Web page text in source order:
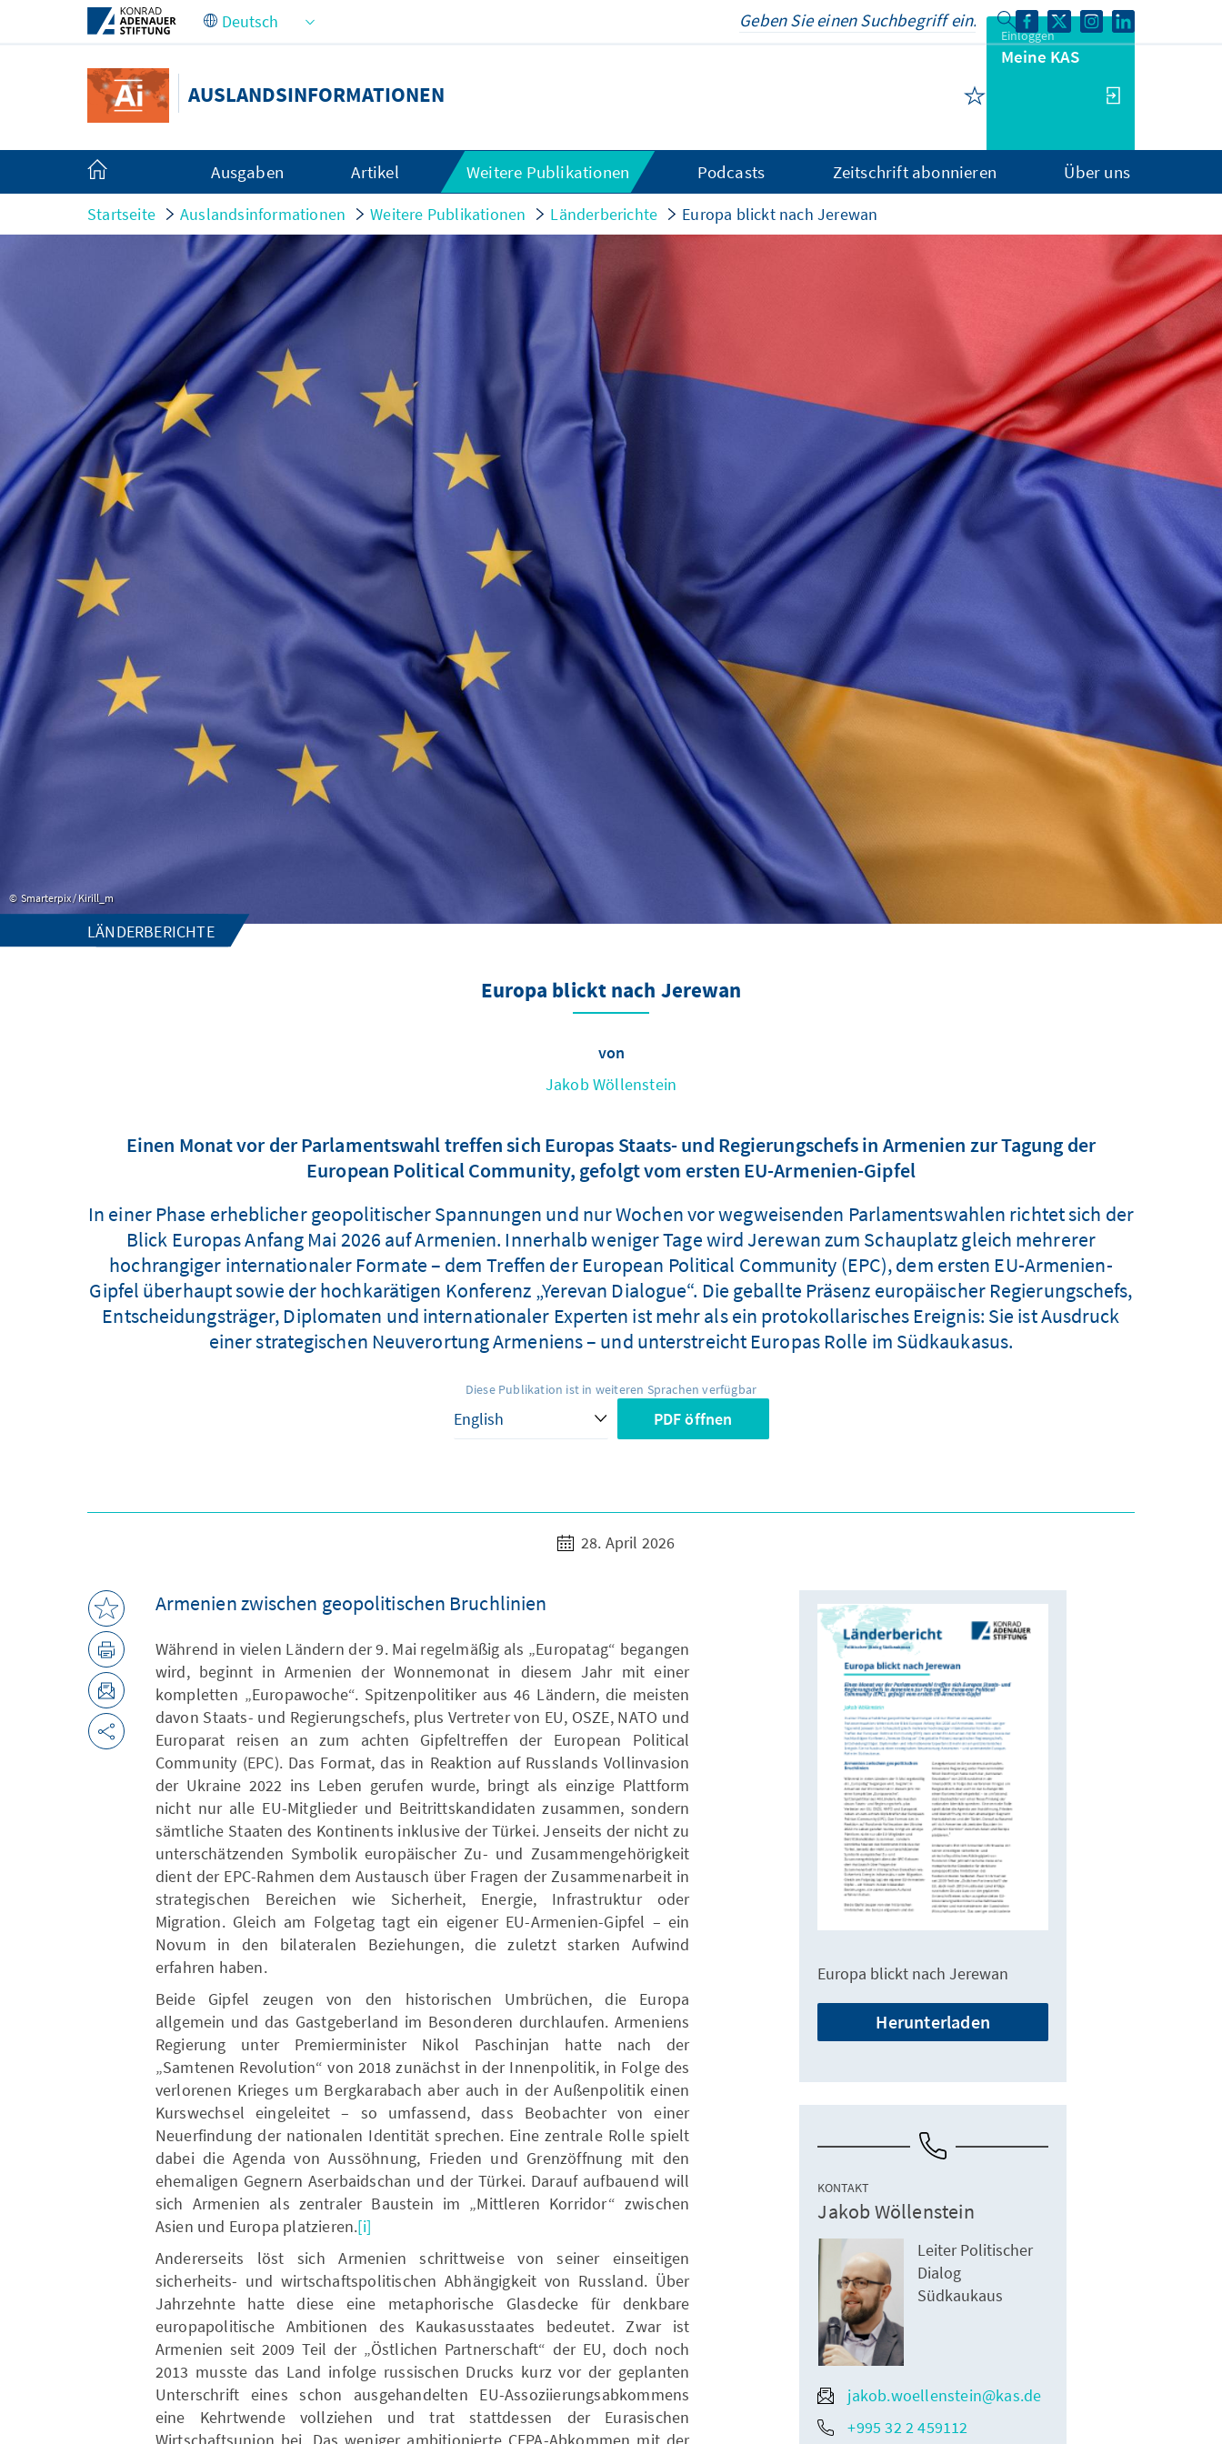
Zum Hauptinhalt springen
AUSLANDSINFORMATIONEN
Einloggen
Meine KAS
Ausgaben Artikel Weitere Publikationen Podcasts Zeitschrift abonnieren Über uns
Startseite Auslandsinformationen Weitere Publikationen Länderberichte Europa blickt nach Jerewan
Smarterpix / Kirill_m
LÄNDERBERICHTE
Europa blickt nach Jerewan
von
Jakob Wöllenstein
Einen Monat vor der Parlamentswahl treffen sich Europas Staats- und Regierungschefs in Armenien zur Tagung der
European Political Community, gefolgt vom ersten EU-Armenien-Gipfel
In einer Phase erheblicher geopolitischer Spannungen und nur Wochen vor wegweisenden Parlamentswahlen richtet sich der
Blick Europas Anfang Mai 2026 auf Armenien. Innerhalb weniger Tage wird Jerewan zum Schauplatz gleich mehrerer
hochrangiger internationaler Formate – dem Treffen der European Political Community (EPC), dem ersten EU-Armenien-
Gipfel überhaupt sowie der hochkarätigen Konferenz „Yerevan Dialogue“. Die geballte Präsenz europäischer Regierungschefs,
Entscheidungsträger, Diplomaten und internationaler Experten ist mehr als ein protokollarisches Ereignis: Sie ist Ausdruck
einer strategischen Neuverortung Armeniens – und unterstreicht Europas Rolle im Südkaukasus.
Diese Publikation ist in weiteren Sprachen verfügbar
PDF öffnen
28. April 2026
Armenien zwischen geopolitischen Bruchlinien
Während in vielen Ländern der 9. Mai regelmäßig als „Europatag“ begangen
wird, beginnt in Armenien der Wonnemonat in diesem Jahr mit einer
kompletten „Europawoche“. Spitzenpolitiker aus 46 Ländern, die meisten
davon Staats- und Regierungschefs, plus Vertreter von EU, OSZE, NATO und
Europarat reisen an zum achten Gipfeltreffen der European Political
Community (EPC). Das Format, das in Reaktion auf Russlands Vollinvasion
der Ukraine 2022 ins Leben gerufen wurde, bringt als einzige Plattform
nicht nur alle EU-Mitglieder und Beitrittskandidaten zusammen, sondern
sämtliche Staaten des Kontinents inklusive der Türkei. Jenseits der nicht zu
unterschätzenden Symbolik europäischer Zu- und Zusammengehörigkeit
dient der EPC-Rahmen dem Austausch über Fragen der Zusammenarbeit in
strategischen Bereichen wie Sicherheit, Energie, Infrastruktur oder
Migration. Gleich am Folgetag tagt ein eigener EU-Armenien-Gipfel – ein
Novum in den bilateralen Beziehungen, die zuletzt starken Aufwind
erfahren haben.
Beide Gipfel zeugen von den historischen Umbrüchen, die Europa
allgemein und das Gastgeberland im Besonderen durchlaufen. Armeniens
Regierung unter Premierminister Nikol Paschinjan hatte nach der
„Samtenen Revolution“ von 2018 zunächst in der Innenpolitik, in Folge des
verlorenen Krieges um Bergkarabach aber auch in der Außenpolitik einen
Kurswechsel eingeleitet – so umfassend, dass Beobachter von einer
Neuerfindung der nationalen Identität sprechen. Eine zentrale Rolle spielt
dabei die Agenda von Aussöhnung, Frieden und Grenzöffnung mit den
ehemaligen Gegnern Aserbaidschan und der Türkei. Darauf aufbauend will
sich Armenien als zentraler Baustein im „Mittleren Korridor“ zwischen
Asien und Europa platzieren.[i]
Andererseits löst sich Armenien schrittweise von seiner einseitigen
sicherheits- und wirtschaftspolitischen Abhängigkeit von Russland. Über
Jahrzehnte hatte diese eine metaphorische Glasdecke für denkbare
europapolitische Ambitionen des Kaukasusstaates bedeutet. Zwar ist
Armenien seit 2009 Teil der „Östlichen Partnerschaft“ der EU, doch noch
2013 musste das Land infolge russischen Drucks kurz vor der geplanten
Unterschrift eines schon ausgehandelten EU-Assoziierungsabkommens
eine Kehrtwende vollziehen und trat stattdessen der Eurasischen
Europa blickt nach Jerewan
Herunterladen
KONTAKT
Jakob Wöllenstein
Leiter Politischer
Dialog
Südkaukaus
jakob.woellenstein@kas.de
+995 32 2 459112